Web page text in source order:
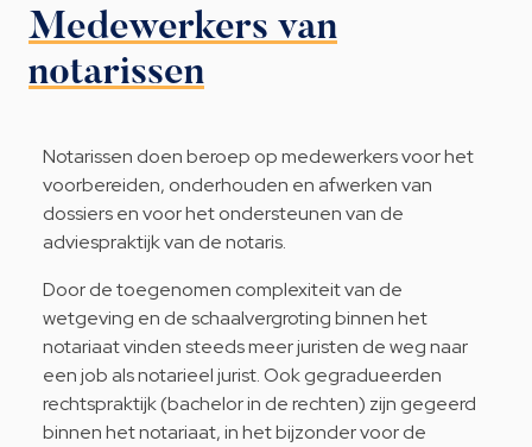
Medewerkers van
notarissen
Notarissen doen beroep op medewerkers voor het
voorbereiden, onderhouden en afwerken van
dossiers en voor het ondersteunen van de
adviespraktijk van de notaris.
Door de toegenomen complexiteit van de
wetgeving en de schaalvergroting binnen het
notariaat vinden steeds meer juristen de weg naar
een job als notarieel jurist. Ook gegradueerden
rechtspraktijk (bachelor in de rechten) zijn gegeerd
binnen het notariaat, in het bijzonder voor de